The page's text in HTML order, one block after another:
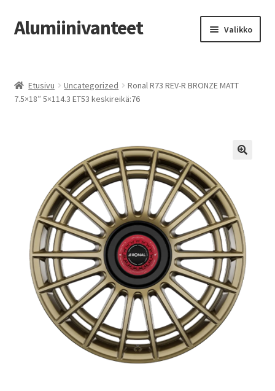
Siirry
navigointiin
Siirry
sisältöön
Alumiinivanteet Valikko
Kauppa
Vanteiden osto-opas
Auton renkaat
Yhteystiedot
Etusivu Uncategorized
Ronal R73 REV-R BRONZE MATT
7.5×18″ 5×114.3 ET53 keskireikä:76